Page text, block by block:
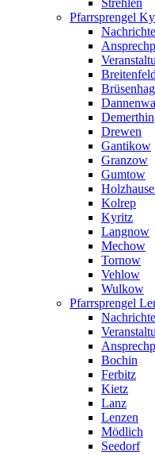
Pfarrsprengel
Breitenfeld
Demerthin
Drewen
Gantikow
Granzow
Gumtow
Kolrep
Kyritz
Langnow
Mechow
Tornow
Vehlow
Wulkow
Pfarrsprengel
Bochin
Ferbitz
Kietz
Lanz
Lenzen
Mödlich
Seedorf